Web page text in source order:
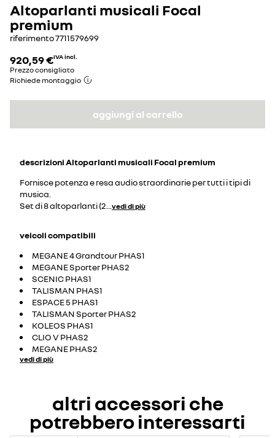
Altoparlanti musicali Focal
premium
riferimento7711579699
920,59 €IVA incl.
Prezzo consigliato
Richiede montaggio
aggiungi al carrello
descrizioniAltoparlanti musicali Focal premium
Fornisce potenza e resa audio straordinarie per tutti i tipi di
musica.
Set di 8 altoparlanti (2
vedi di più
veicoli compatibili
MEGANE 4 Grandtour PHAS1
MEGANE Sporter PHAS2
SCENIC PHAS1
TALISMAN PHAS1
ESPACE 5 PHAS1
TALISMAN Sporter PHAS2
KOLEOS PHAS1
CLIO V PHAS2
MEGANE PHAS2
vedi di più
altri accessori che
potrebbero interessarti